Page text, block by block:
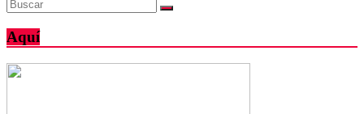
Aquí